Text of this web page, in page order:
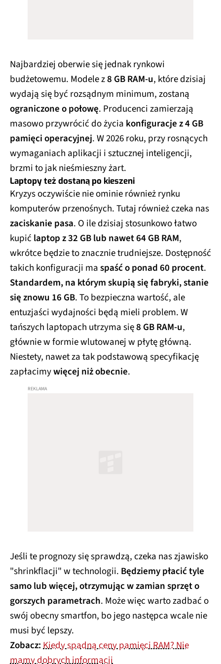
Najbardziej oberwie się jednak rynkowi
budżetowemu. Modele z8 GB RAM-u, które dzisiaj
wydają się być rozsądnym minimum, zostaną
ograniczone o połowę. Producenci zamierzają
masowo przywrócić do życia konfiguracje z 4 GB
pamięci operacyjnej. W 2026 roku, przy rosnących
wymaganiach aplikacji i sztucznej inteligencji,
brzmi to jak nieśmieszny żart.
Laptopy też dostaną po kieszeni
Kryzys oczywiście nie ominie również rynku
komputerów przenośnych. Tutaj również czeka nas
zaciskanie pasa. O ile dzisiaj stosunkowo łatwo
kupić laptop z 32 GB lub nawet 64 GB RAM,
wkrótce będzie to znacznie trudniejsze. Dostępność
takich konfiguracji maspaść o ponad 60 procent.
Standardem, na którym skupią się fabryki, stanie
się znowu 16 GB. To bezpieczna wartość, ale
entuzjaści wydajności będą mieli problem. W
tańszych laptopach utrzyma się8 GB RAM-u,
głównie w formie wlutowanej w płytę główną.
Niestety, nawet za tak podstawową specyfikację
zapłacimywięcej niż obecnie.
Jeśli te prognozy się sprawdzą, czeka nas zjawisko
"shrinkflacji" w technologii. Będziemy płacić tyle
samo lub więcej, otrzymując w zamian sprzęt o
gorszych parametrach. Może więc warto zadbać o
swój obecny smartfon, bo jego następca wcale nie
musi być lepszy.
Zobacz:Kiedy spadną ceny pamięci RAM? Nie
mamy dobrych informacji